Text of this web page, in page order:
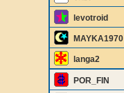
levotroid
MAYKA1970
langa2
POR_FIN